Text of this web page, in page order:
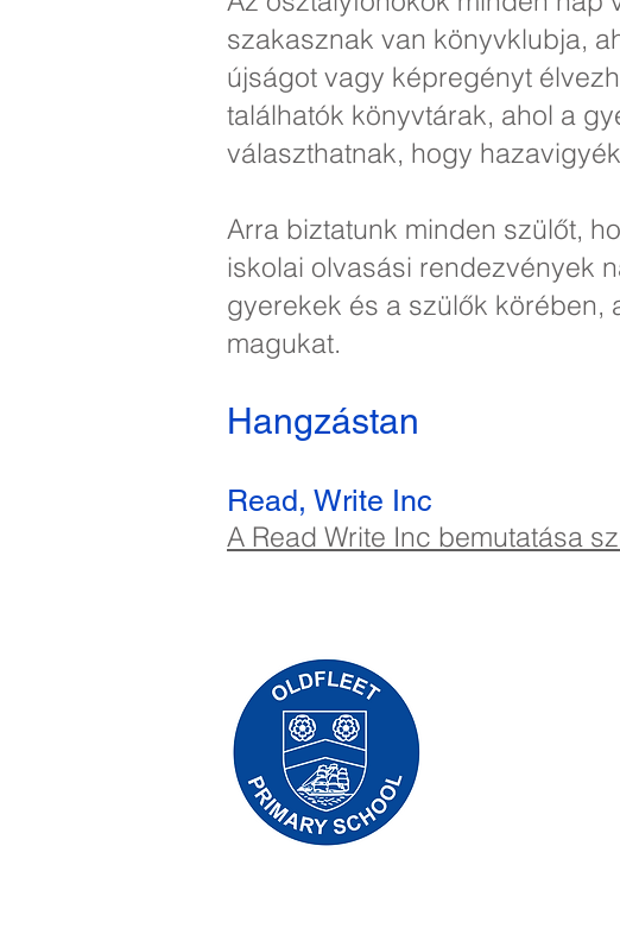
szakasznak van könyvklubja,
újságot vagy képregényt
találhatók könyvtárak, ahol a
választhatnak, hogy
Arra biztatunk minden szülőt,
iskolai olvasási rendezvények
gyerekek és a szülők körében,
magukat.
Hangzástan
Read, Write Inc
A Read Write Inc bemutatása